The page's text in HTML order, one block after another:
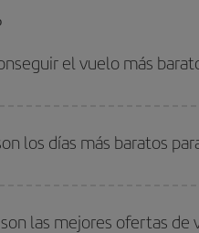
el vuelo más
si no tienes decidido un
los días más baratos
qué fechas habías pensado
las mejores ofertas de